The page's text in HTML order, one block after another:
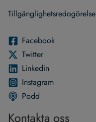
Till­gäng­lig­hets­re­do­gö­relse
Face­book
Twit­ter
Lin­ke­din
Instagram
Podd
Kontakta oss